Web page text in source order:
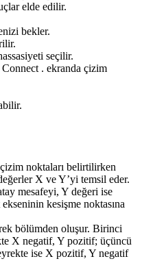
elde edilir.
bekler.
seçilir.
. ekranda çizim
noktaları belirtilirken
X ve Y’yi temsil eder.
mesafeyi, Y değeri ise
kesişme noktasına
bölümden oluşur. Birinci
X negatif, Y pozitif; üçüncü
ise X pozitif, Y negatif